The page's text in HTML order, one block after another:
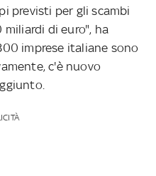
previsti per gli scambi
di euro", ha
imprese italiane sono
c'è nuovo